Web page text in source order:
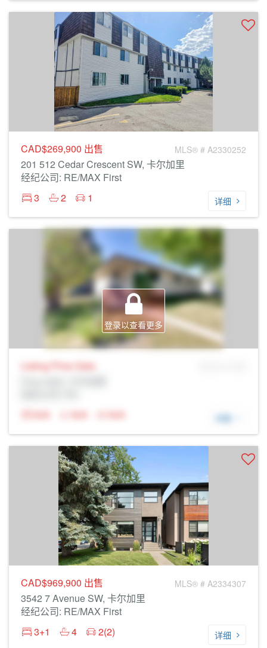
CAD$269,900 出售 MLS® # A2330252
201 512 Cedar Crescent SW, 卡尔加里
经纪公司: RE/MAX First
3
2 1 详细
登录以查看更多
Listing Price Sale
N/A
N/A N/A 详细
CAD$969,900 出售 MLS® # A2334307
3542 7 Avenue SW, 卡尔加里
经纪公司: RE/MAX First
3+1
4 2(2) 详细